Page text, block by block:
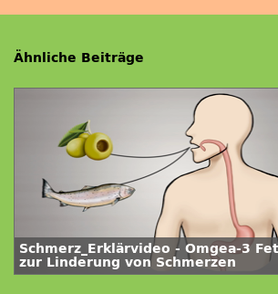
Ähnliche Beiträge
Schmerz_Erklärvideo - Omgea-3
zur Linderung von Schmerzen